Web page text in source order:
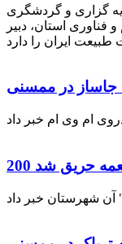
گزاری و گردشگری
استان، دبیر
حریق شد